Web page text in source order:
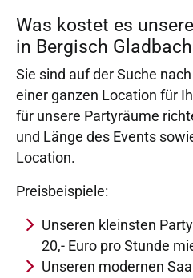
Was kostet es
in Bergisch
Sie sind auf der Suche
einer ganzen Location für
für unsere Partyräume
und Länge des Events
Location.
Preisbeispiele:
Unseren kleinsten
20,- Euro pro Stunde
Unseren modernen